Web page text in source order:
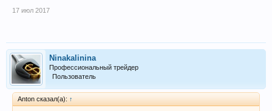
17 июл 2017
Ninakalinina
Профессиональный трейдер
Пользователь
Anton сказал(а): ↑